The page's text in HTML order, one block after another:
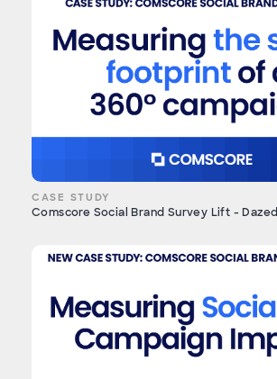
CASE STUDY
Comscore Social Brand Survey Lift - Dazed